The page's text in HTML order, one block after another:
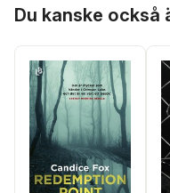
Du kanske också